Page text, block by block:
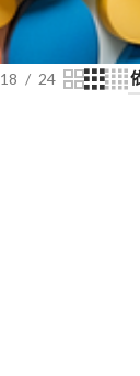
18 24